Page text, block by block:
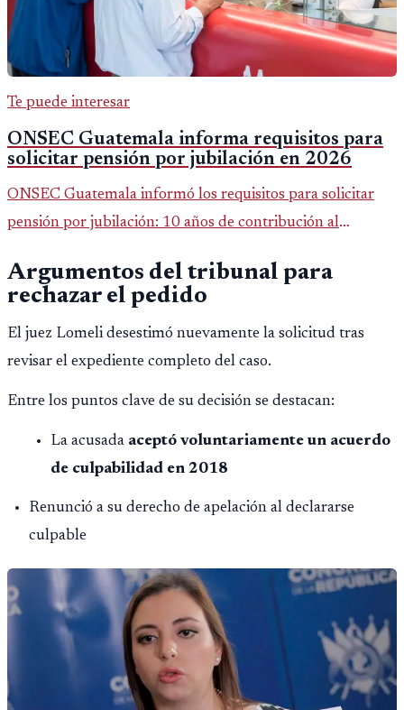
Te puede interesar
ONSEC Guatemala informa requisitos para
solicitar pensión por jubilación en 2026
ONSEC Guatemala informó los requisitos para solicitar
pensión por jubilación: 10 años de contribución al
importar edad.
Argumentos del tribunal para
rechazar el pedido
El juez Lomeli desestimó nuevamente la solicitud tras
revisar el expediente completo del caso.
Entre los puntos clave de su decisión se destacan:
La acusada aceptó voluntariamente un acuerdo
de culpabilidad en 2018
Renunció a su derecho de apelación al declararse
culpable